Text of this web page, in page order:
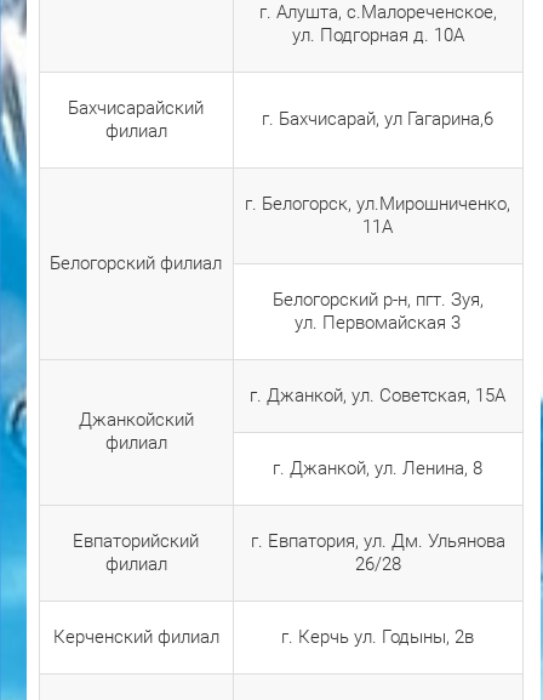
г. Алушта, с.Малореченское,
ул. Подгорная д. 10А
Бахчисарайский
филиал
г. Бахчисарай, ул Гагарина,6
Белогорский филиал
г. Белогорск, ул.Мирошниченко,
11А
Белогорский р-н, пгт. Зуя,
ул. Первомайская 3
Джанкойский
филиал
г. Джанкой, ул. Советская, 15А
г. Джанкой, ул. Ленина, 8
Евпаторийский
филиал
г. Евпатория, ул. Дм. Ульянова
26/28
Керченский филиал г. Керчь ул. Годыны, 2в